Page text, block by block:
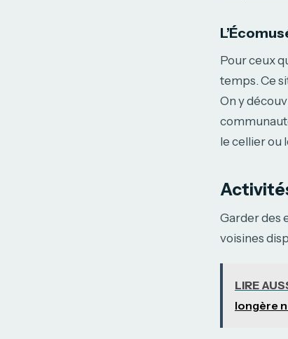
Pour ceux
temps. Ce
On y
le cellier ou
Garder des
voisines
LIRE
longère